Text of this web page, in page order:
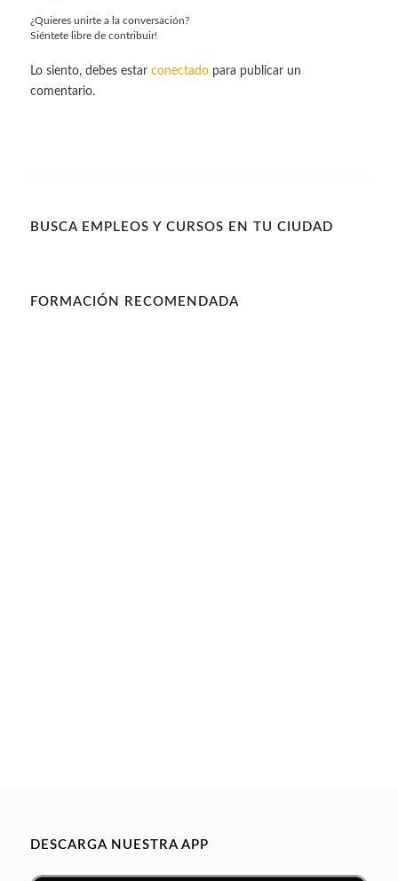
¿Quieres unirte a la conversación?
Siéntete libre de contribuir!
Lo siento, debes estar conectadopara publicar un
comentario.
BUSCA EMPLEOS Y CURSOS EN TU CIUDAD
FORMACIÓN RECOMENDADA
DESCARGA NUESTRA APP